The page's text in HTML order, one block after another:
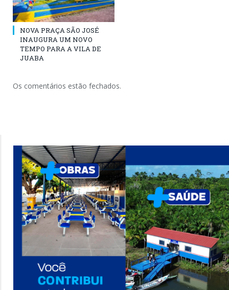
NOVA PRAÇA SÃO JOSÉ
INAUGURA UM NOVO
TEMPO PARA A VILA DE
JUABA
Os comentários estão fechados.